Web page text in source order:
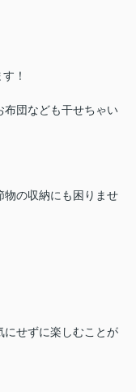
！
布団なども干せちゃい
物の収納にも困りませ
にせずに楽しむことが